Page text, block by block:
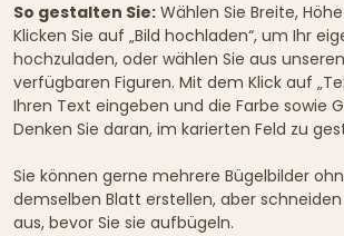
So gestalten Sie: Wählen Sie Breite,
Klicken Sie auf „Bild hochladen“, um Ihr
hochzuladen, oder wählen Sie aus
verfügbaren Figuren. Mit dem Klick auf
Ihren Text eingeben und die Farbe sowie
Denken Sie daran, im karierten Feld zu
Sie können gerne mehrere Bügelbilder
demselben Blatt erstellen, aber
aus, bevor Sie sie aufbügeln.